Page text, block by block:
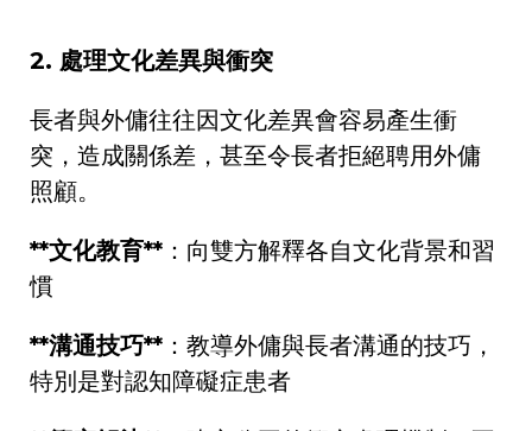
2. 處理文化差異與衝突
長者與外傭往往因文化差異會容易產生衝
突，造成關係差，甚至令長者拒絕聘用外傭
照顧。
**文化教育** ：向雙方解釋各自文化背景和習
慣
**溝通技巧** ：教導外傭與長者溝通的技巧，
特別是對認知障礙症患者